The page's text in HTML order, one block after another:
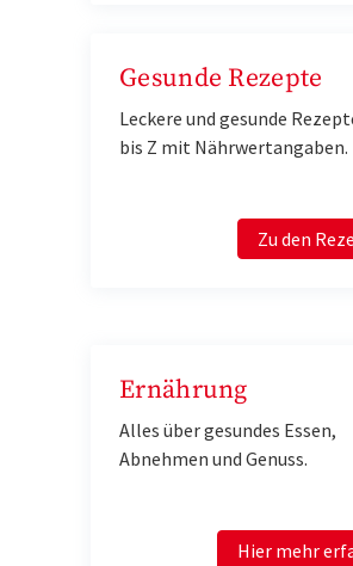
Gesunde Rezepte
Leckere und gesunde
bis Z mit Nährwertangaben.
Zu den
Ernährung
Alles über gesundes Essen,
Abnehmen und Genuss.
Hier mehr